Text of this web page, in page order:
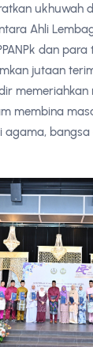
ukhuwah
Ahli
dan
jutaan
memeriahkan
membina
agama, bangsa